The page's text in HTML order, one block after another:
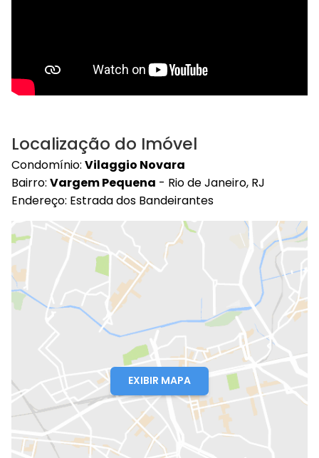
Localização do Imóvel
Condomínio: Vilaggio Novara
Bairro: Vargem Pequena - Rio de Janeiro, RJ
Endereço: Estrada dos Bandeirantes
EXIBIR MAPA